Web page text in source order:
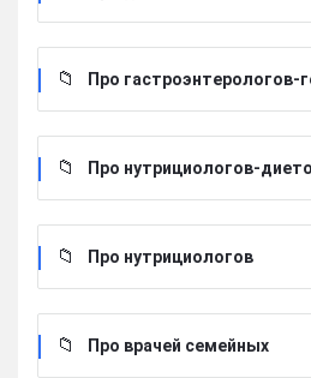
Про гастроэнтерологов-
Про нутрициологов-
Про нутрициологов
Про врачей семейных